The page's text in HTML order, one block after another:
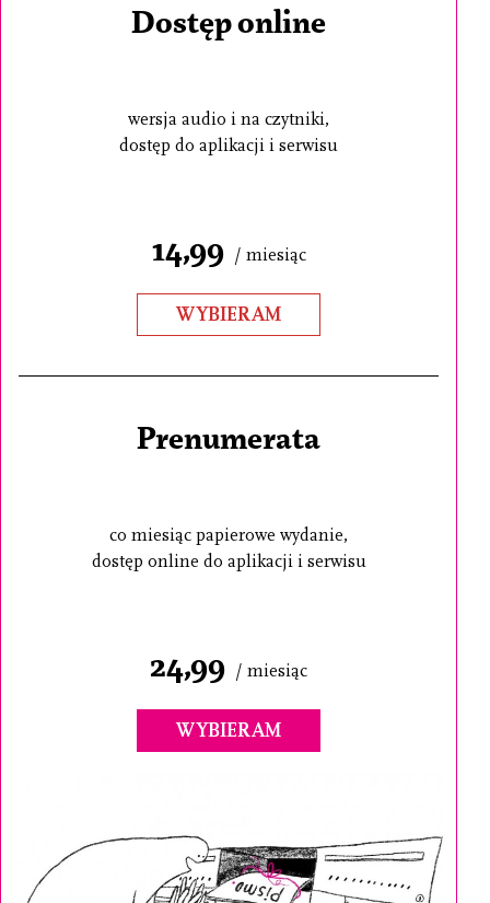
Dostęp online
wersja audio i na czytniki,
dostęp do aplikacji i serwisu
14,99 / miesiąc
WYBIERAM
Prenumerata
co miesiąc papierowe wydanie,
dostęp online do aplikacji i serwisu
24,99 / miesiąc
WYBIERAM